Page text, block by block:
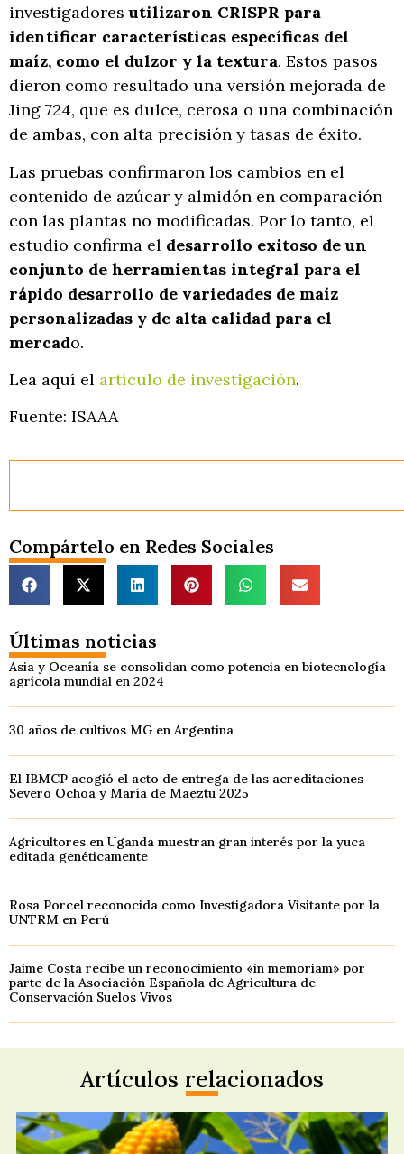
investigadoresutilizaron CRISPR para
identificar características específicas del
maíz, como el dulzor y la textura. Estos pasos
dieron como resultado una versión mejorada de
Jing 724, que es dulce, cerosa o una combinación
de ambas, con alta precisión y tasas de éxito.
Las pruebas confirmaron los cambios en el
contenido de azúcar y almidón en comparación
con las plantas no modificadas. Por lo tanto, el
estudio confirma el desarrollo exitoso de un
conjunto de herramientas integral para el
rápido desarrollo de variedades de maíz
personalizadas y de alta calidad para el
mercado.
Lea aquí el artículo de investigación.
Fuente: ISAAA
Compártelo en Redes Sociales
Últimas noticias
Asia y Oceanía se consolidan como potencia en biotecnología
agrícola mundial en 2024
30 años de cultivos MG en Argentina
El IBMCP acogió el acto de entrega de las acreditaciones
Severo Ochoa y María de Maeztu 2025
Agricultores en Uganda muestran gran interés por la yuca
editada genéticamente
Rosa Porcel reconocida como Investigadora Visitante por la
UNTRM en Perú
Jaime Costa recibe un reconocimiento «in memoriam» por
parte de la Asociación Española de Agricultura de
Conservación Suelos Vivos
Artículos relacionados